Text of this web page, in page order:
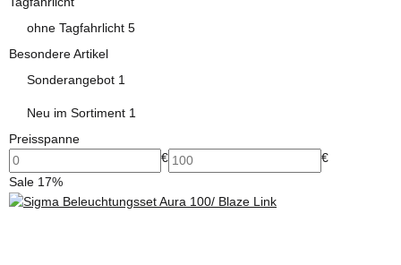
ohne Tagfahrlicht 5Artikel gefunden
Besondere Artikel
Sonderangebot 1
Neu im Sortiment 1
Preisspanne
€
€
Sale 17%